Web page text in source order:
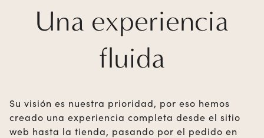
Una experiencia
fluida
Su visión es nuestra prioridad, por eso hemos
creado una experiencia completa desde el sitio
web hasta la tienda, pasando por el pedido en